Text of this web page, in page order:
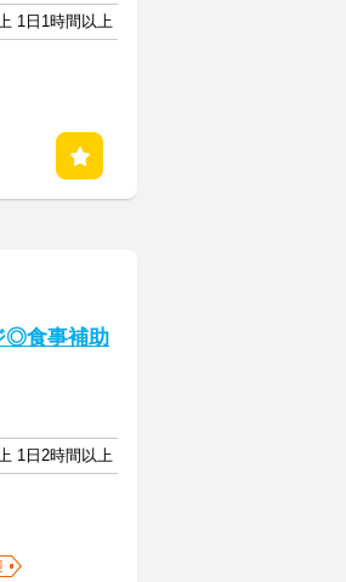
1日1時間以上
◎食事補助
1日2時間以上